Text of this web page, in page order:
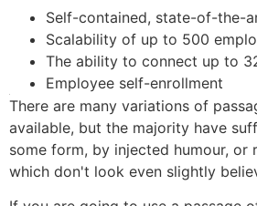
some form, by injected humour, or
which don't look even slightly
If you are going to use a passage
need to be sure there isn't anything
hidden in the middle of text.
Self-contained, state-of-the-
Scalability of up to 500